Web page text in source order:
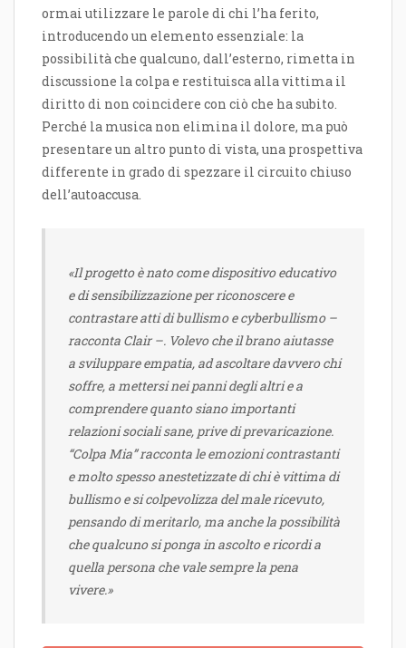
ormai utilizzare le parole di chi l’ha ferito,
introducendo un elemento essenziale: la
possibilità che qualcuno, dall’esterno, rimetta in
discussione la colpa e restituisca alla vittima il
diritto di non coincidere con ciò che ha subito.
Perché la musica non elimina il dolore, ma può
presentare un altro punto di vista, una prospettiva
differente in grado di spezzare il circuito chiuso
dell’autoaccusa.
«Il progetto è nato come dispositivo educativo
e di sensibilizzazione per riconoscere e
contrastare atti di bullismo e cyberbullismo –
racconta Clair –. Volevo che il brano aiutasse
a sviluppare empatia, ad ascoltare davvero chi
soffre, a mettersi nei panni degli altri e a
comprendere quanto siano importanti
relazioni sociali sane, prive di prevaricazione.
“Colpa Mia” racconta le emozioni contrastanti
e molto spesso anestetizzate di chi è vittima di
bullismo e si colpevolizza del male ricevuto,
pensando di meritarlo, ma anche la possibilità
che qualcuno si ponga in ascolto e ricordi a
quella persona che vale sempre la pena
vivere.»